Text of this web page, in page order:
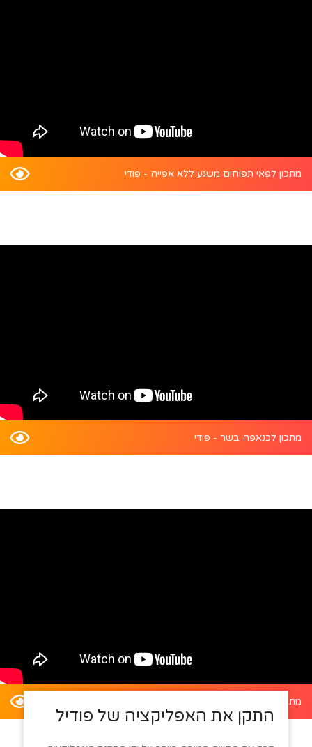
מתכון לפאי תפוחים משגע ללא אפייה - פודי
מתכון לכנאפה בשר - פודי
מתכון לדלעת ערמונים במילוי סלט קינואה - פודי
התקן את האפליקציה של פודיל